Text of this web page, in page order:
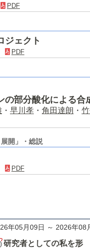
PDF
ジェクト
PDF
の部分酸化による合
・ 早川孝 ・ 角田達朗 ・
開」・総説
PDF
年05月09日 ～ 2026年08
研究者としての私を形